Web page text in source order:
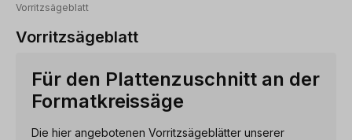
Vorritzsägeblatt
Vorritzsägeblatt
Für den Plattenzuschnitt an der
Formatkreissäge
Die hier angebotenen Vorritzsägeblätter unserer